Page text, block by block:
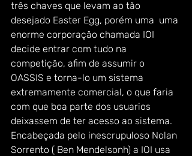
três chaves que levam ao tão
desejado Easter Egg, porém uma  uma
enorme corporação chamada IOI
decide entrar com tudo na
competição, afim de assumir o
OASSIS e torna-lo um sistema
extremamente comercial, o que faria
com que boa parte dos usuarios
deixassem de ter acesso ao sistema.
Encabeçada pelo inescrupuloso Nolan
Sorrento ( Ben Mendelsonh) a IOI usa